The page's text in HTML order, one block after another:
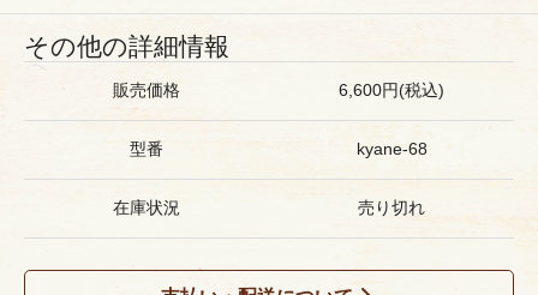
その他の詳細情報
販売価格 6,600円(税込)
型番 kyane-68
在庫状況 売り切れ